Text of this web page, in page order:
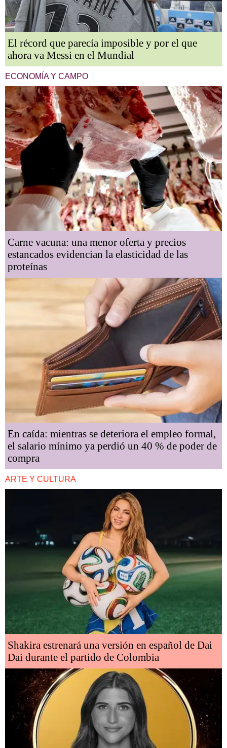
El récord que parecía imposible y por el que
ahora va Messi en el Mundial
ECONOMÍA Y CAMPO
Carne vacuna: una menor oferta y precios
estancados evidencian la elasticidad de las
proteínas
En caída: mientras se deteriora el empleo formal,
el salario mínimo ya perdió un 40 % de poder de
compra
ARTE Y CULTURA
Shakira estrenará una versión en español de Dai
Dai durante el partido de Colombia